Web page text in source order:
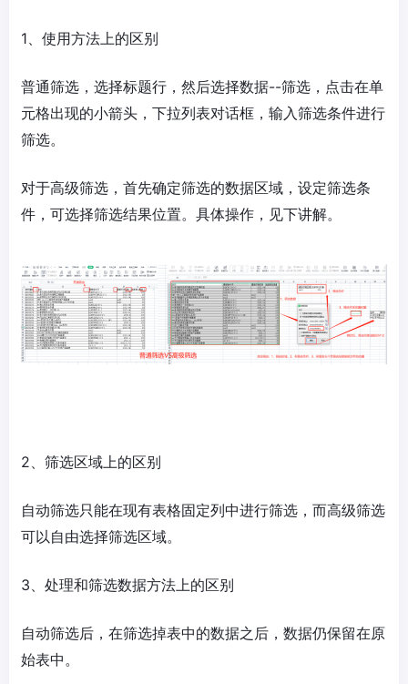
1、使用方法上的区别
普通筛选，选择标题行，然后选择数据--筛选，点击在单
元格出现的小箭头，下拉列表对话框，输入筛选条件进行
筛选。
对于高级筛选，首先确定筛选的数据区域，设定筛选条
件，可选择筛选结果位置。具体操作，见下讲解。
2、筛选区域上的区别
自动筛选只能在现有表格固定列中进行筛选，而高级筛选
可以自由选择筛选区域。
3、处理和筛选数据方法上的区别
自动筛选后，在筛选掉表中的数据之后，数据仍保留在原
始表中。